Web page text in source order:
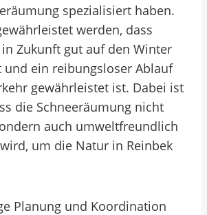
spezialisiert haben.
werden, dass
in Zukunft gut auf den Winter
ein reibungsloser Ablauf
gewährleistet ist. Dabei ist
die Schneeräumung nicht
auch umweltfreundlich
um die Natur in Reinbek
Planung und Koordination